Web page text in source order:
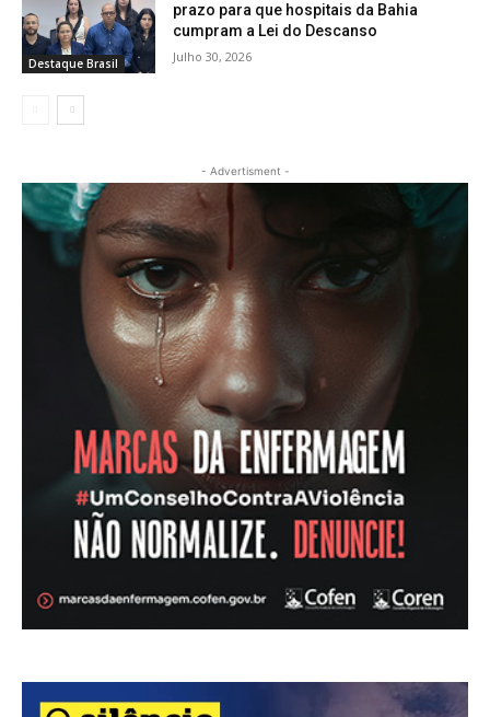
Destaque Brasil
prazo para que hospitais da Bahia
cumpram a Lei do Descanso
Julho 30, 2026
- Advertisment -